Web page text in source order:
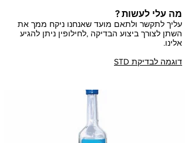
מה עלי לעשות ?
עליך לתקשר ולתאם מועד שאנחנו ניקח ממך את
השתן לצורך ביצוע הבדיקה ,לחילופין ניתן להגיע
אלינו.
דוגמה לבדיקת STD